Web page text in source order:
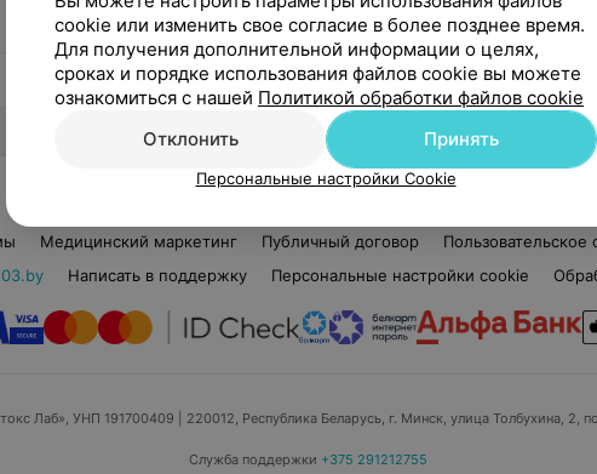
Стаж 7 лет
Парикмахер-стилист
Мужская территория
Медицинский маркетинг Публичный договор Пользовательское
Написать в поддержку Персональные настройки cookie
Лаб», УНП 191700409 | 220012, Республика Беларусь, г. Минск, улица Толбухина, 2,
Служба поддержки +375 291212755
cookie или изменить свое согласие в более позднее время.
Для получения дополнительной информации о целях,
сроках и порядке использования файлов cookie вы можете
ознакомиться с нашей Политикой обработки файлов cookie
Отклонить
Принять
Персональные настройки Cookie